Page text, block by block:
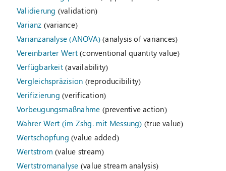
Validierung (validation)
Varianz (variance)
Varianzanalyse (ANOVA)(analysis of variances)
Vereinbarter Wert(conventional quantity value)
Verfügbarkeit(availability)
Vergleichspräzision (reproducibility)
Verifizierung (verification)
Vorbeugungsmaßnahme (preventive action)
Wahrer Wert (im Zshg. mit Messung) (true value)
Wertschöpfung (value added)
Wertstrom (value stream)
Wertstromanalyse (value stream analysis)